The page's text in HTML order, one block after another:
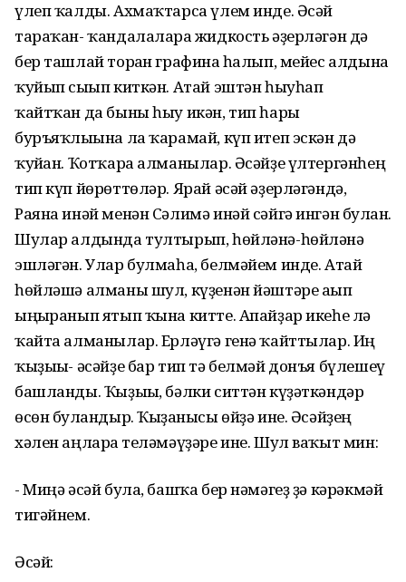
үлеп ҡалды. Ахмаҡтарса үлем инде. Әсәй
тараҡан- ҡандалаларға жидкость әҙерләгән дә
бер ташлай торған графинға һалып, мейес алдына
ҡуйып сығып киткән. Атай эштән һыуһап
ҡайтҡан да быны һыу икән, тип һары
буръяҡлығына ла ҡарамай, күп итеп эскән дә
ҡуйған. Ҡотҡара алманылар. Әсәйҙе үлтергәнһең
тип күп йөрөттөләр. Ярай әсәй әҙерләгәндә,
Раяна инәй менән Сәлимә инәй сәйгә ингән булған.
Шулар алдында тултырып, һөйләнә-һөйләнә
эшләгән. Улар булмаһа, белмәйем инде. Атай
һөйләшә алманы шул, күҙенән йәштәре ағып
ыңғыранып ятып ҡына китте. Апайҙар икеһе лә
ҡайта алманылар. Ерләүгә генә ҡайттылар. Иң
ҡыҙығы- әсәйҙе бар тип тә белмәй донъя бүлешеү
башланды. Ҡыҙығы, бәлки ситтән күҙәткәндәр
өсөн булғандыр. Ҡыҙғанысы өйҙә ине. Әсәйҙең
хәлен аңларға теләмәүҙәре ине. Шул ваҡыт мин:
- Миңә әсәй була, башҡа бер нәмәгеҙ ҙә кәрәкмәй
тигәйнем.
Әсәй: